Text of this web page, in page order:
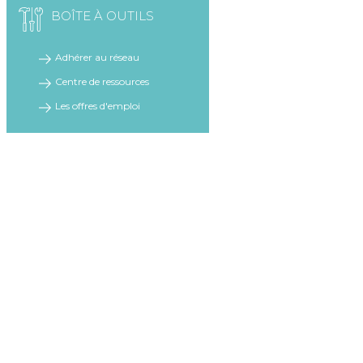
BOÎTE À OUTILS
Adhérer au réseau
Centre de ressources
Les offres d'emploi